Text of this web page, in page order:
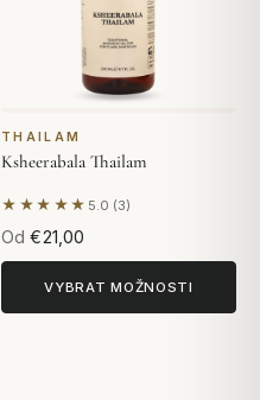
THAILAM
Ksheerabala Thailam
★★★★★ 5.0 (3)
Na základě 3 hodnocení
Od €21,00
VYBRAT MOŽNOSTI